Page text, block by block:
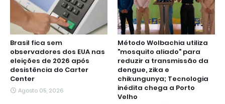
Brasil fica sem
observadores dos EUA nas
eleições de 2026 após
desistência do Carter
Center
Agosto 05, 2026
Método Wolbachia utiliza
"mosquito aliado" para
reduzir a transmissão da
dengue, zika e
chikungunya; Tecnologia
inédita chega a Porto
Velho